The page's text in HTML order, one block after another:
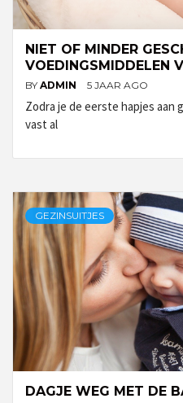
NIET OF MINDER
VOEDINGSMIDDELEN
BY ADMIN 5 JAAR AGO
Zodra je de eerste hapjes aan
vast al
GEZINSUITJES
DAGJE WEG MET DE